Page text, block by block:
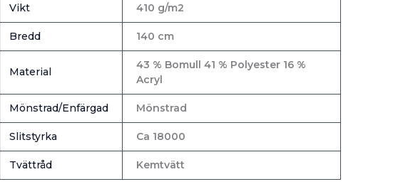
Vikt 410 g/m2
Bredd 140 cm
Material
43 % Bomull 41 % Polyester 16 %
Acryl
Mönstrad/Enfärgad Mönstrad
Slitstyrka Ca 18000
Tvättråd Kemtvätt